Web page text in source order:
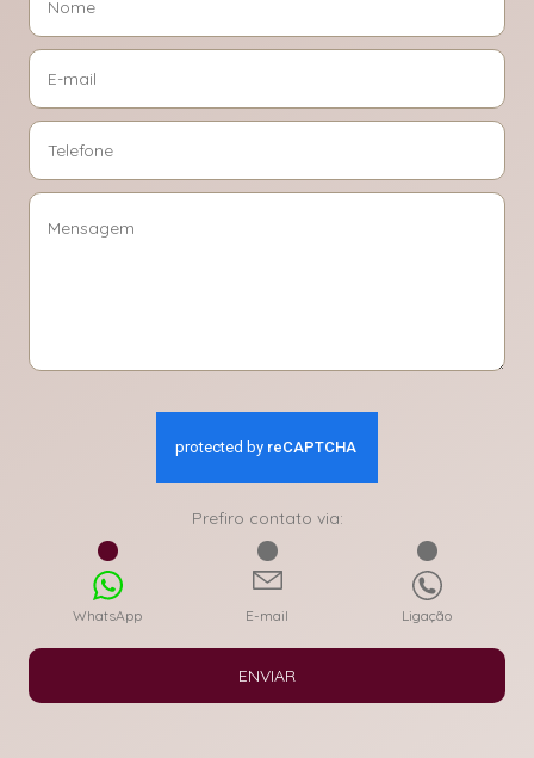
Prefiro contato via:
WhatsApp E-mail Ligação
ENVIAR